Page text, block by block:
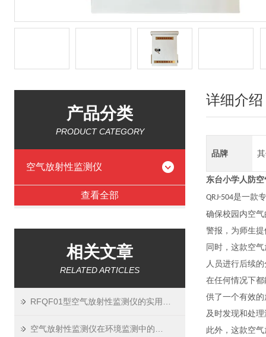
产品分类
PRODUCT CATEGORY
空气放射性监测仪
查看全部
相关文章
RELATED ARTICLES
详细介绍
品牌
东台小学人防空
QRJ-504是一款
确保校园内空
警报，为师生
同时，这款空
人员进行后续
在任何情况下
供了一个有效
及时发现和处
此外，这款空